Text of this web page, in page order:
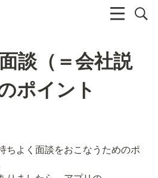
談（＝会社説
ポイント
ちよく面談をおこなうためのポ